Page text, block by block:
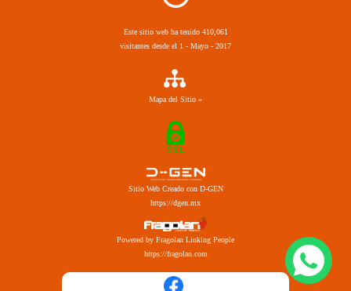
Este sitio web ha tenido 410,061
visitantes desde el 1 - Mayo - 2017
Mapa del Sitio »
Sitio Web Creado con D-GEN
https://dgen.mx
Powered by Fragolan Linking People
https://fragolan.com